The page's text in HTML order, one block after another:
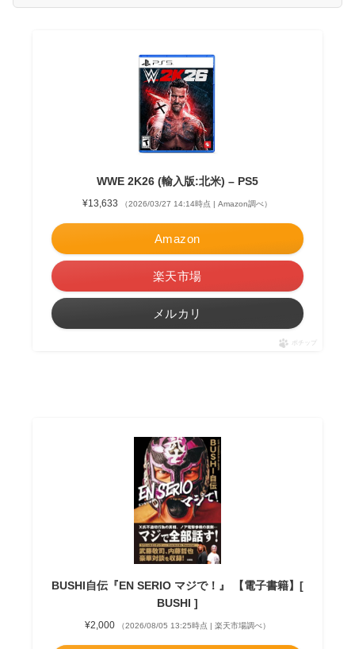
WWE 2K26 (輸入版:北米) – PS5
¥13,633 （2026/03/27 14:14時点 | Amazon調べ）
Amazon
楽天市場
メルカリ
ポチップ
BUSHI自伝『EN SERIO マジで！』 【電子書籍】[
BUSHI ]
¥2,000 （2026/08/05 13:25時点 | 楽天市場調べ）